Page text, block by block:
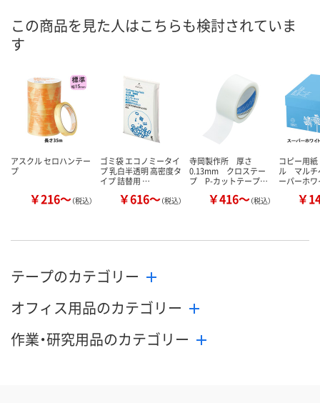
カ
この商品を見た人はこちらも検討されていま
す
アスクル セロハンテー
プ
￥216～（税込）
ゴミ袋 エコノミータイ
プ 乳白半透明 高密度タ
イプ 詰替用 …
￥616～（税込）
寺岡製作所 厚さ
0.13mm クロステー
プ P-カットテープ…
￥416～（税込）
コピー用
ル マルチ
ーパーホワ
￥
テープのカテゴリー
オフィス用品のカテゴリー
作業・研究用品のカテゴリー